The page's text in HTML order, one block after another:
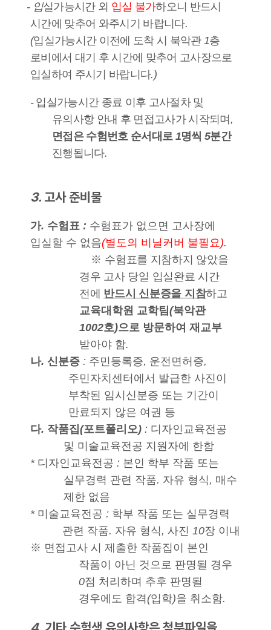
- 입실가능시간 외 입실 불가하오니 반드시
시간에 맞추어 와주시기 바랍니다.
(입실가능시간 이전에 도착 시 북악관1층
로비에서 대기 후 시간에 맞추어 고사장으로
입실하여 주시기 바랍니다.)
- 입실가능시간 종료 이후 고사절차 및
유의사항 안내 후 면접고사가 시작되며 ,
면접은 수험번호 순서대로 1명씩5분간
진행됩니다.
3. 고사 준비물
가. 수험표 : 수험표가 없으면 고사장에
입실할 수 없음(별도의 비닐커버 불필요).
※ 수험표를 지참하지 않았을
경우 고사 당일 입실완료 시간
전에 반드시 신분증을 지참하고
교육대학원 교학팀 (북악관
1002호)으로 방문하여 재교부
받아야 함.
나. 신분증 : 주민등록증, 운전면허증,
주민자치센터에서 발급한 사진이
부착된 임시신분증 또는 기간이
만료되지 않은 여권 등
다. 작품집(포트폴리오) : 디자인교육전공
및 미술교육전공 지원자에 한함
* 디자인교육전공: 본인 학부 작품 또는
실무경력 관련 작품. 자유 형식, 매수
제한 없음
* 미술교육전공 : 학부 작품 또는 실무경력
관련 작품. 자유 형식, 사진 10장 이내
※ 면접고사 시 제출한 작품집이 본인
작품이 아닌 것으로 판명될 경우
0점 처리하며 추후 판명될
경우에도 합격(입학)을 취소함.